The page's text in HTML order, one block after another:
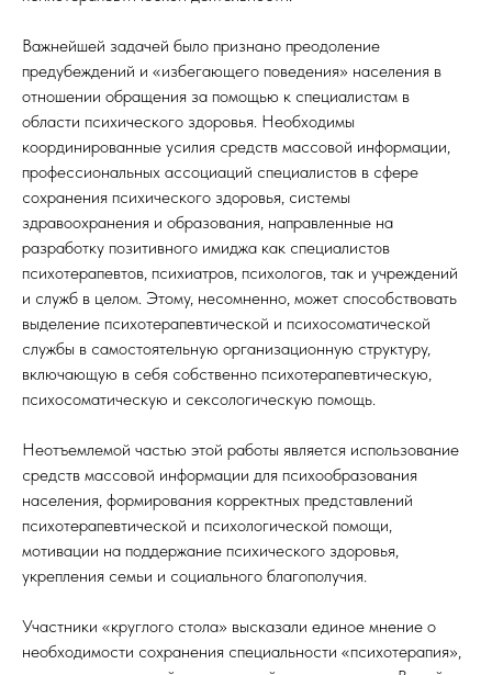
Важнейшей задачей было признано преодоление
предубеждений и «избегающего поведения» населения в
отношении обращения за помощью к специалистам в
области психического здоровья. Необходимы
координированные усилия средств массовой информации,
профессиональных ассоциаций специалистов в сфере
сохранения психического здоровья, системы
здравоохранения и образования, направленные на
разработку позитивного имиджа как специалистов
психотерапевтов, психиатров, психологов, так и учреждений
и служб в целом. Этому, несомненно, может способствовать
выделение психотерапевтической и психосоматической
службы в самостоятельную организационную структуру,
включающую в себя собственно психотерапевтическую,
психосоматическую и сексологическую помощь.
Неотъемлемой частью этой работы является использование
средств массовой информации для психообразования
населения, формирования корректных представлений
психотерапевтической и психологической помощи,
мотивации на поддержание психического здоровья,
укрепления семьи и социального благополучия.
Участники «круглого стола» высказали единое мнение о
необходимости сохранения специальности «психотерапия»,